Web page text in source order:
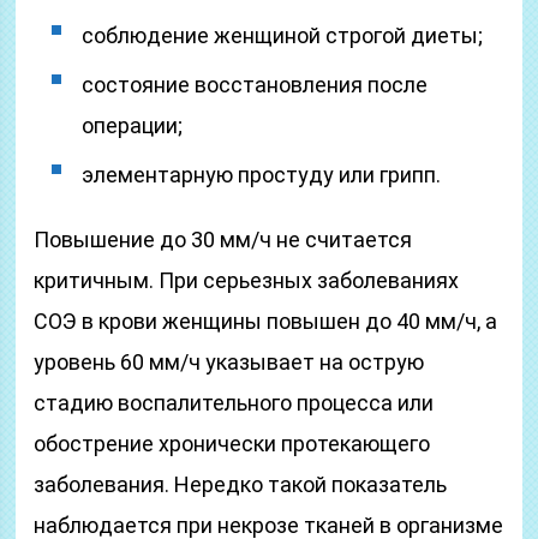
соблюдение женщиной строгой диеты;
состояние восстановления после
операции;
элементарную простуду или грипп.
Повышение до 30 мм/ч не считается
критичным. При серьезных заболеваниях
СОЭ в крови женщины повышен до 40 мм/ч, а
уровень 60 мм/ч указывает на острую
стадию воспалительного процесса или
обострение хронически протекающего
заболевания. Нередко такой показатель
наблюдается при некрозе тканей в организме